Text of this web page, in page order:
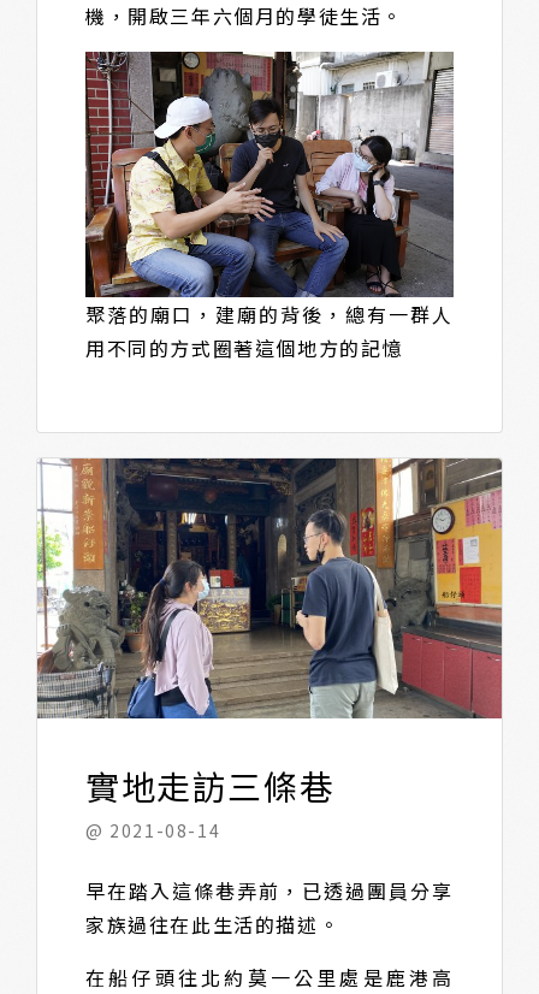
機，開啟三年六個月的學徒生活。
聚落的廟口，建廟的背後，總有一群人
用不同的方式圈著這個地方的記憶
實地走訪三條巷
@ 2021-08-14
早在踏入這條巷弄前，已透過團員分享
家族過往在此生活的描述。
在船仔頭往北約莫一公里處是鹿港高